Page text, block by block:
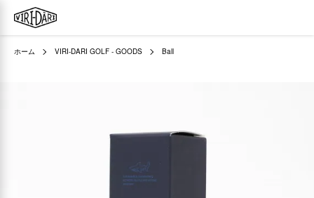
ホーム VIRI-DARI GOLF - GOODS Ball